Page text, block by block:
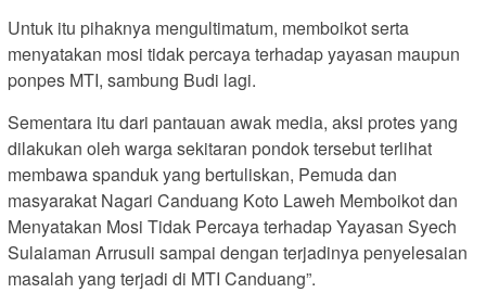
Untuk itu pihaknya mengultimatum, memboikot serta
menyatakan mosi tidak percaya terhadap yayasan maupun
ponpes MTI, sambung Budi lagi.
Sementara itu dari pantauan awak media, aksi protes yang
dilakukan oleh warga sekitaran pondok tersebut terlihat
membawa spanduk yang bertuliskan, Pemuda dan
masyarakat Nagari Canduang Koto Laweh Memboikot dan
Menyatakan Mosi Tidak Percaya terhadap Yayasan Syech
Sulaiaman Arrusuli sampai dengan terjadinya penyelesaian
masalah yang terjadi di MTI Canduang”.